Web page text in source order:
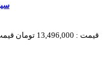
قیمت : 13,496,000 تومان